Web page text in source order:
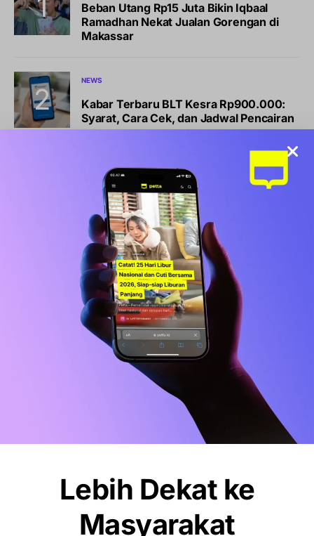
Beban Utang Rp15 Juta Bikin Iqbaal
Ramadhan Nekat Jualan Gorengan di
Makassar
NEWS
Kabar Terbaru BLT Kesra Rp900.000:
Syarat, Cara Cek, dan Jadwal Pencairan
LIFESTYLE
Sports Station Gelar Diskon Beli 1 Gratis
1, Ini Syarat dan Cara Klaimnya
OLAHRAGA
Debut Manis Mitchell Baker, Hattrick
Bawa Indonesia Gulung Kamboja 5-1
NEWS
Pemkot Makassar Tunda Sanksi
Pemilahan Sampah, Pilih Cara Ini Dulu
Lebih Dekat ke
Masyarakat